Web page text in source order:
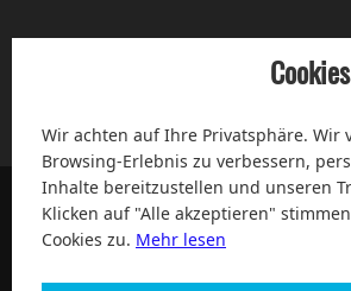
Cookies
Wir achten auf Ihre Privatsphäre. Wir
Browsing-Erlebnis zu verbessern,
Inhalte bereitzustellen und unseren
Klicken auf "Alle akzeptieren"
Cookies zu. Mehr lesen
100% Zufriedenheit und After-Sale